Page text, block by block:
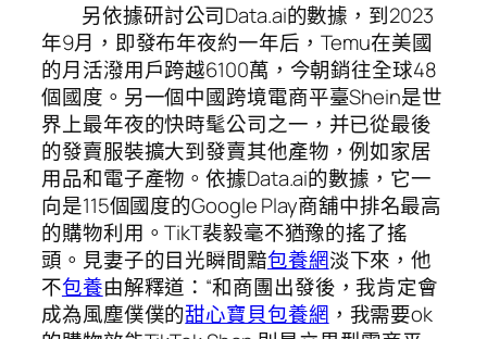
另依據研討公司Data.ai的數據，到2023
年9月，即發布年夜約一年后，Temu在美國
的月活潑用戶跨越6100萬，今朝銷往全球48
個國度。另一個中國跨境電商平臺Shein是世
界上最年夜的快時髦公司之一，并已從最後
的發賣服裝擴大到發賣其他產物，例如家居
用品和電子產物。依據Data.ai的數據，它一
向是115個國度的Google Play商舖中排名最高
的購物利用。TikT裴毅毫不猶豫的搖了搖
頭。見妻子的目光瞬間黯包養網淡下來，他
不包養由解釋道：“和商團出發後，我肯定會
成為風塵僕僕的甜心寶貝包養網 ，我需要ok